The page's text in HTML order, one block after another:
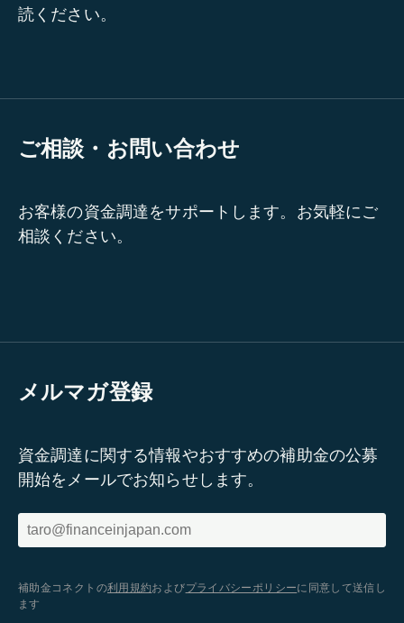
読ください。
ご相談・お問い合わせ
お客様の資金調達をサポートします。お気軽にご
相談ください。
メルマガ登録
資金調達に関する情報やおすすめの補助金の公募
開始をメールでお知らせします。
補助金コネクトの利用規約およびプライバシーポリシーに同意して送信し
ます